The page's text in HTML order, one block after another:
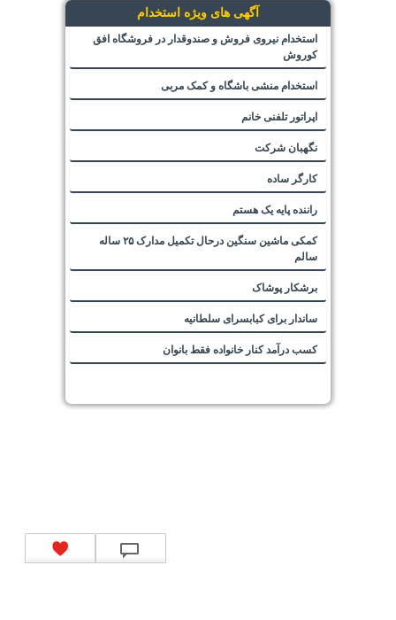
آگهی های ویژه استخدام
استخدام نیروی فروش و صندوقدار در فروشگاه افق
کوروش
استخدام منشی باشگاه و کمک مربی
اپراتور تلفنی خانم
نگهبان شرکت
کارگر ساده
راننده پایه یک هستم
کمکی ماشین سنگین درحال تکمیل مدارک ۲۵ ساله
سالم
برشکار پوشاک
ساندار برای کبابسرای سلطانیه
کسب درآمد کنار خانواده فقط بانوان